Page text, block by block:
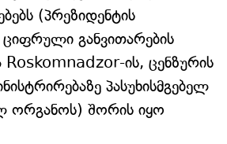
(პრეზიდენტის
ციფრული განვითარების
Roskomnadzor-ის, ცენზურის
პასუხისმგებელ
ორგანოს) შორის იყო